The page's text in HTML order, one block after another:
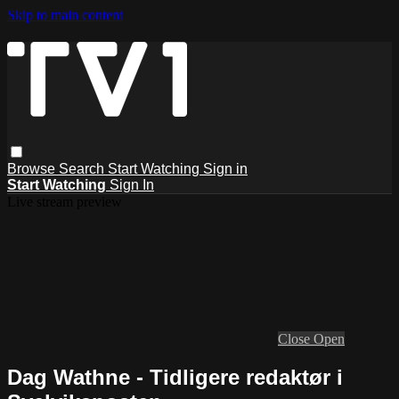
Skip to main content
Browse Search Start Watching Sign in
Start Watching Sign In
Close Open
Dag Wathne - Tidligere redaktør i